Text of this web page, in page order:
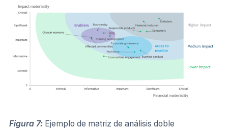
Figura 7: Ejemplo de matriz de análisis doble